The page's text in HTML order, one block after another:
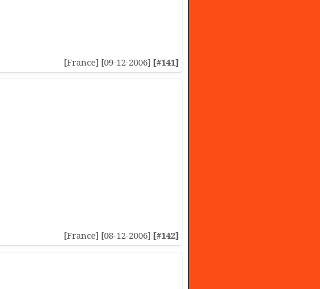
[France] [09-12-2006] [#141]
[France] [08-12-2006] [#142]